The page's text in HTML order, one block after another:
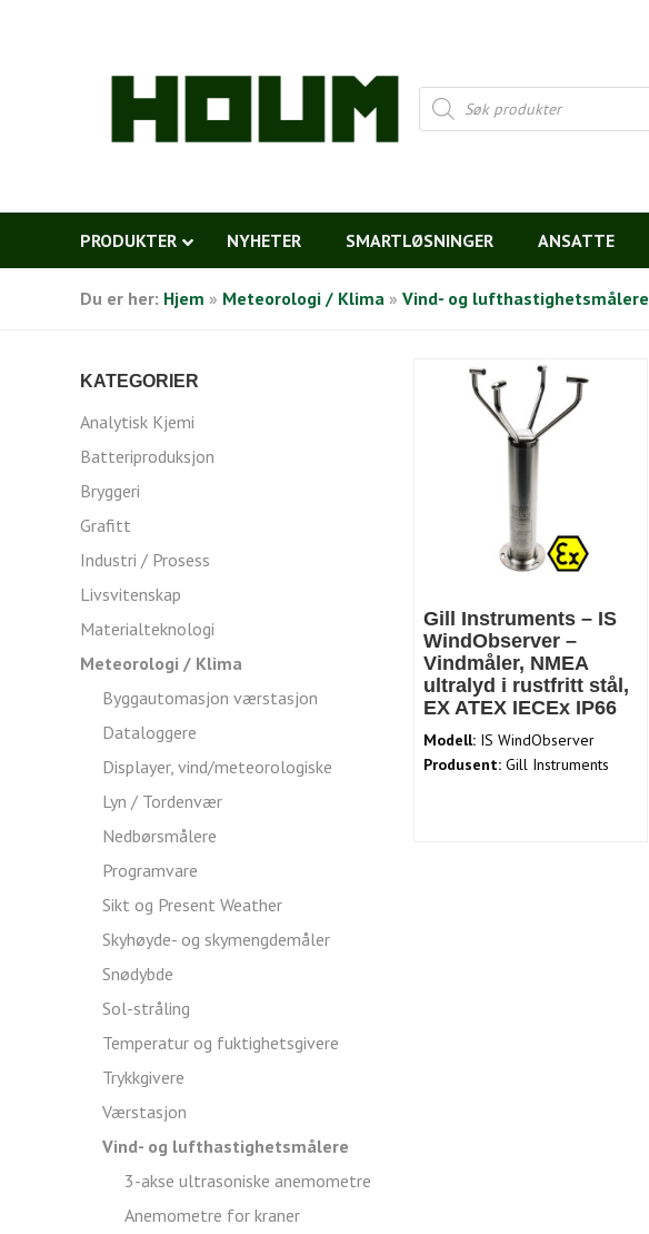
Products
search
PRODUKTER NYHETER SMARTLØSNINGER ANSATTE
Du er her: Hjem » Meteorologi / Klima » Vind- og lufthastighetsmålere
KATEGORIER
Analytisk Kjemi
Batteriproduksjon
Bryggeri
Grafitt
Industri / Prosess
Livsvitenskap
Materialteknologi
Meteorologi / Klima
Byggautomasjon værstasjon
Dataloggere
Displayer, vind/meteorologiske
Lyn / Tordenvær
Nedbørsmålere
Programvare
Sikt og Present Weather
Skyhøyde- og skymengdemåler
Snødybde
Sol-stråling
Temperatur og fuktighetsgivere
Trykkgivere
Værstasjon
Vind- og lufthastighetsmålere
3-akse ultrasoniske anemometre
Anemometre for kraner
Gill Instruments – IS
WindObserver –
Vindmåler, NMEA
ultralyd i rustfritt stål,
EX ATEX IECEx IP66
Modell: IS WindObserver
Produsent: Gill Instruments